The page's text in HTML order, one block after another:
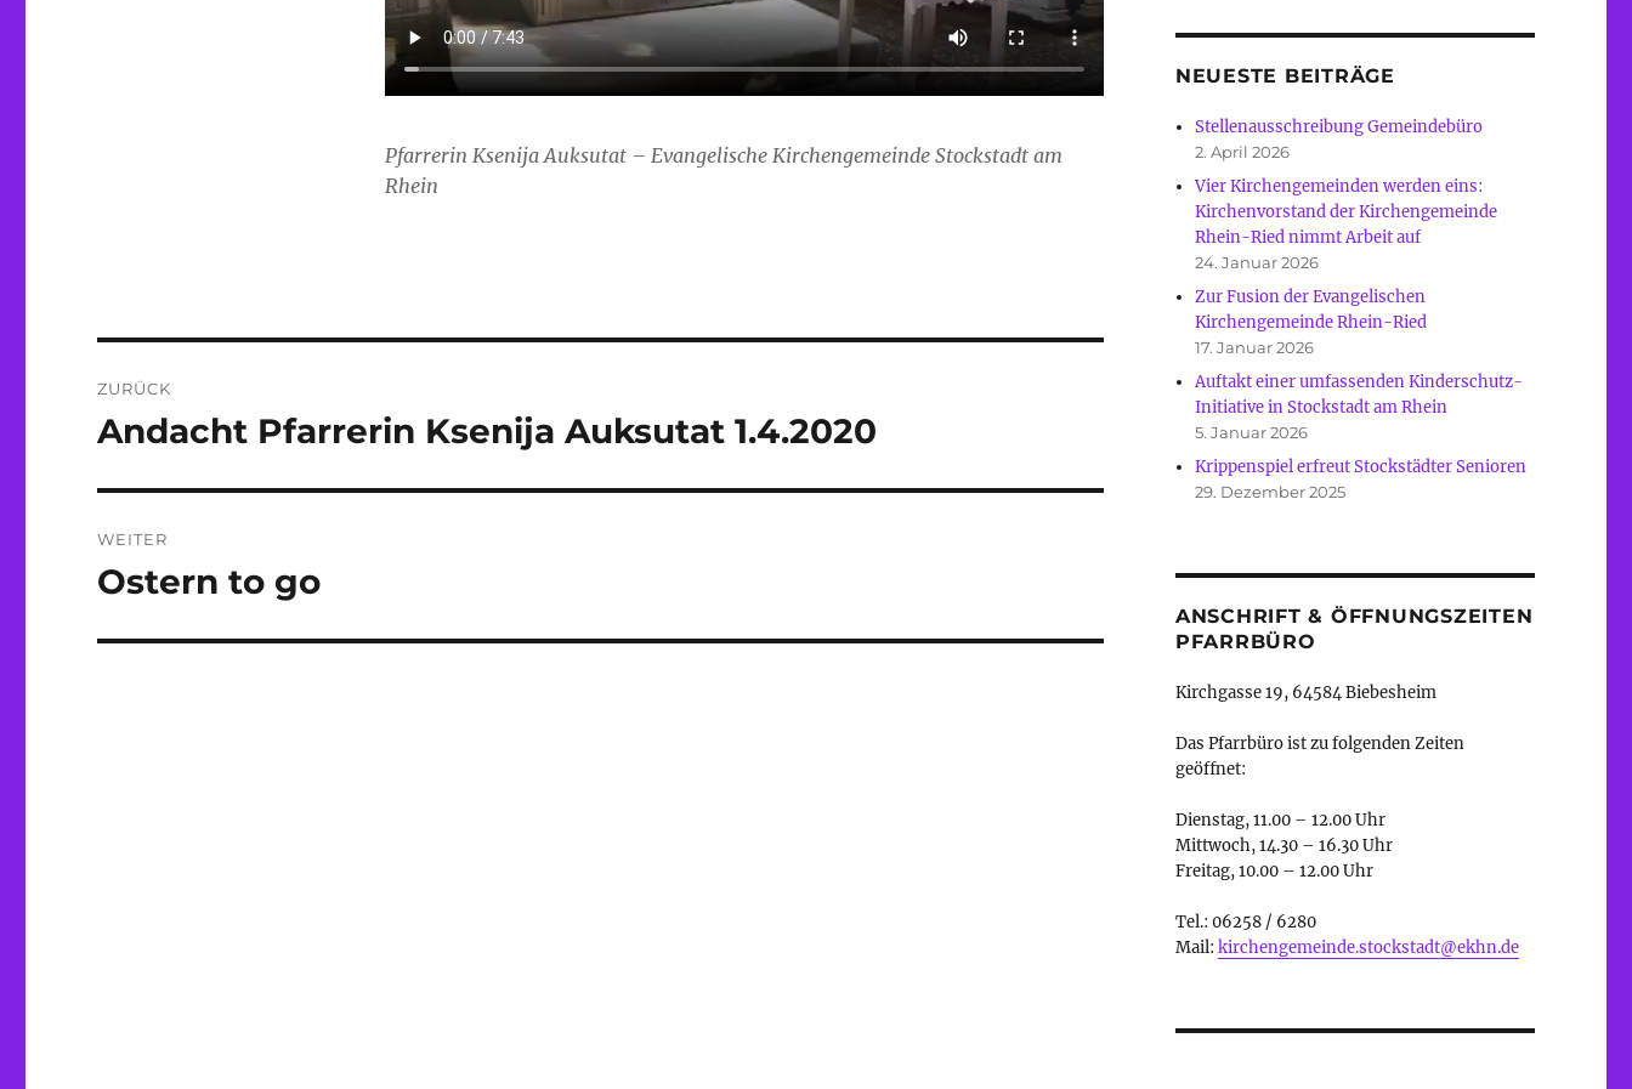
Pfarrerin Ksenija Auksutat – Evangelische Kirchengemeinde Stockstadt am
Rhein
ZURÜCK
Vorheriger
Andacht Pfarrerin Ksenija Auksutat 1.4.2020
WEITER
Nächster
Ostern to go
NEUESTE BEITRÄGE
Stellenausschreibung Gemeindebüro
2. April 2026
Vier Kirchengemeinden werden eins:
Kirchenvorstand der Kirchengemeinde
Rhein-Ried nimmt Arbeit auf
24. Januar 2026
Zur Fusion der Evangelischen
Kirchengemeinde Rhein-Ried
17. Januar 2026
Auftakt einer umfassenden Kinderschutz-
Initiative in Stockstadt am Rhein
5. Januar 2026
Krippenspiel erfreut Stockstädter Senioren
29. Dezember 2025
ANSCHRIFT & ÖFFNUNGSZEITEN
PFARRBÜRO
Kirchgasse 19, 64584 Biebesheim
Das Pfarrbüro ist zu folgenden Zeiten
geöffnet:
Dienstag, 11.00 – 12.00 Uhr
Mittwoch, 14.30 – 16.30 Uhr
Freitag, 10.00 – 12.00 Uhr
Tel.: 06258 / 6280
Mail: kirchengemeinde.stockstadt@ekhn.de